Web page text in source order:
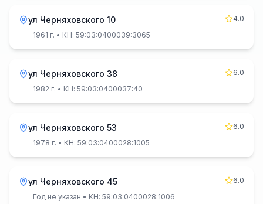
ул Черняховского 10
4.0
1961 г. • КН: 59:03:0400039:3065
ул Черняховского 38
6.0
1982 г. • КН: 59:03:0400037:40
ул Черняховского 53
6.0
1978 г. • КН: 59:03:0400028:1005
ул Черняховского 45
6.0
Год не указан • КН: 59:03:0400028:1006